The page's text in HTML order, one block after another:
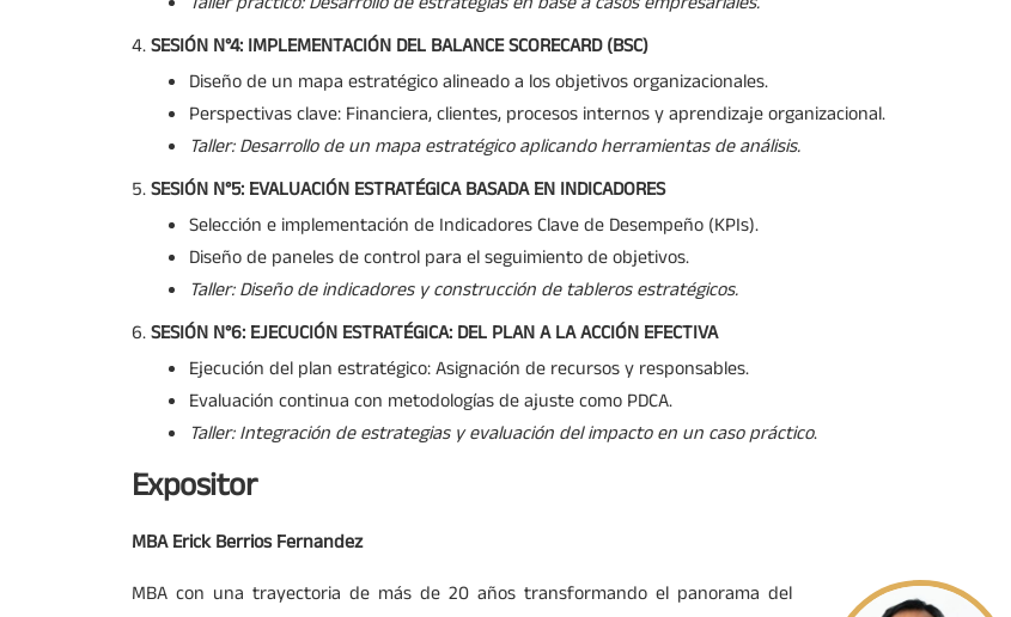
SESIÓN N°4: IMPLEMENTACIÓN DEL BALANCE SCORECARD (BSC)
Diseño de un mapa estratégico alineado a los objetivos organizacionales.
Perspectivas clave: Financiera, clientes, procesos internos y aprendizaje organizacional.
Taller: Desarrollo de un mapa estratégico aplicando herramientas de análisis.
SESIÓN N°5: EVALUACIÓN ESTRATÉGICA BASADA EN INDICADORES
Selección e implementación de Indicadores Clave de Desempeño (KPIs).
Diseño de paneles de control para el seguimiento de objetivos.
Taller: Diseño de indicadores y construcción de tableros estratégicos.
SESIÓN N°6: EJECUCIÓN ESTRATÉGICA: DEL PLAN A LA ACCIÓN EFECTIVA
Ejecución del plan estratégico: Asignación de recursos y responsables.
Evaluación continua con metodologías de ajuste como PDCA.
Taller: Integración de estrategias y evaluación del impacto en un caso práctico.
Expositor
MBA Erick Berrios Fernandez
MBA con una trayectoria de más de 20 años transformando el panorama del